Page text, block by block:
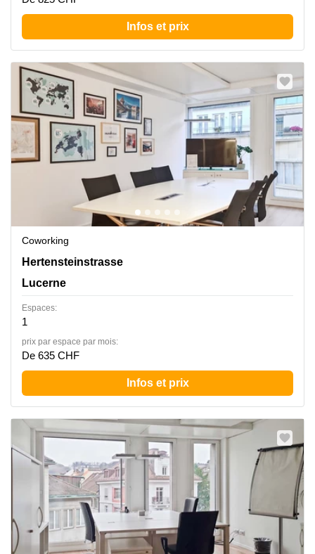
Infos et prix
Coworking
Hertensteinstrasse 51, Lucerne
Hertensteinstrasse
Lucerne
Espaces:
1
prix par espace par mois:
De 635 CHF
Infos et prix